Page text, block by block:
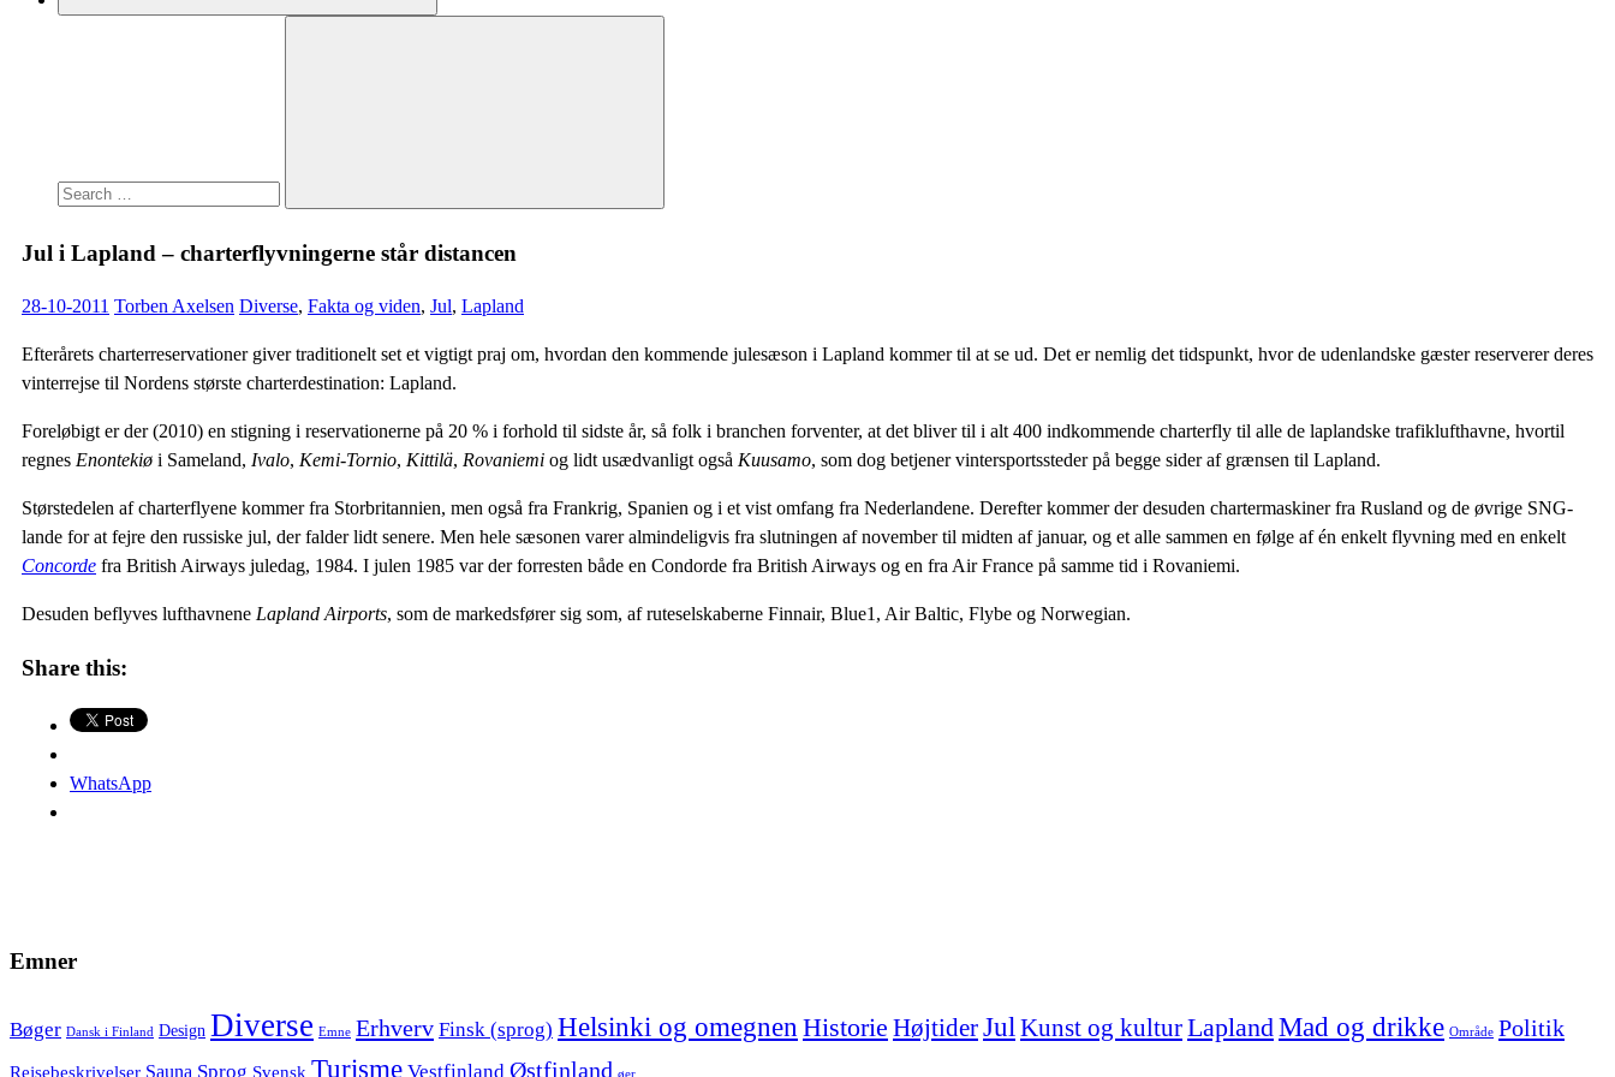
Jul i Lapland – charterflyvningerne står distancen
28-10-2011 Torben Axelsen Diverse, Fakta og viden, Jul, Lapland
Efterårets charterreservationer giver traditionelt set et vigtigt praj om, hvordan den kommende julesæson i Lapland kommer til at se ud. Det er nemlig det tidspunkt, hvor de udenlandske gæster reserverer deres
vinterrejse til Nordens største charterdestination: Lapland.
Foreløbigt er der (2010) en stigning i reservationerne på 20 % i forhold til sidste år, så folk i branchen forventer, at det bliver til i alt 400 indkommende charterfly til alle de laplandske trafiklufthavne, hvortil
regnes Enontekiø i Sameland, Ivalo, Kemi-Tornio, Kittilä, Rovaniemi og lidt usædvanligt også Kuusamo, som dog betjener vintersportssteder på begge sider af grænsen til Lapland.
Størstedelen af charterflyene kommer fra Storbritannien, men også fra Frankrig, Spanien og i et vist omfang fra Nederlandene. Derefter kommer der desuden chartermaskiner fra Rusland og de øvrige SNG-
lande for at fejre den russiske jul, der falder lidt senere. Men hele sæsonen varer almindeligvis fra slutningen af november til midten af januar, og et alle sammen en følge af én enkelt flyvning med en enkelt
Concorde fra British Airways juledag, 1984. I julen 1985 var der forresten både en Condorde fra British Airways og en fra Air France på samme tid i Rovaniemi.
Desuden beflyves lufthavnene Lapland Airports, som de markedsfører sig som, af ruteselskaberne Finnair, Blue1, Air Baltic, Flybe og Norwegian.
Share this:
WhatsApp
Emner
Bøger Dansk i Finland Design Diverse Emne Erhverv Finsk (sprog) Helsinki og omegnen Historie HøjtiderJulKunst og kulturLaplandMad og drikke Område Politik
Rejsebeskrivelser Sauna Sprog Svensk Turisme Vestfinland Østfinland øer